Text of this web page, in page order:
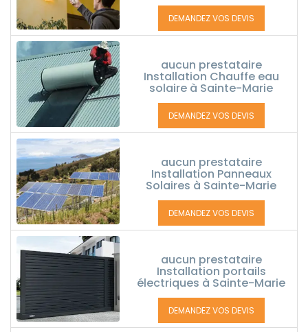
DEMANDEZ VOS DEVIS
aucun prestataire
Installation Chauffe eau
solaire à Sainte-Marie
DEMANDEZ VOS DEVIS
aucun prestataire
Installation Panneaux
Solaires à Sainte-Marie
DEMANDEZ VOS DEVIS
aucun prestataire
Installation portails
électriques à Sainte-Marie
DEMANDEZ VOS DEVIS